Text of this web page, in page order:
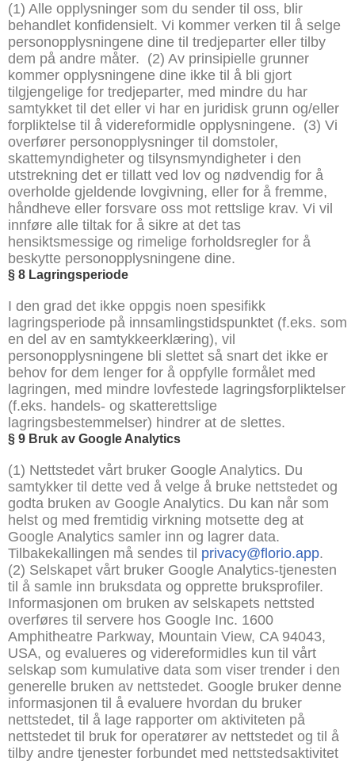
(1) Alle opplysninger som du sender til oss, blir
behandlet konfidensielt. Vi kommer verken til å selge
personopplysningene dine til tredjeparter eller tilby
dem på andre måter. (2) Av prinsipielle grunner
kommer opplysningene dine ikke til å bli gjort
tilgjengelige for tredjeparter, med mindre du har
samtykket til det eller vi har en juridisk grunn og/eller
forpliktelse til å videreformidle opplysningene. (3) Vi
overfører personopplysninger til domstoler,
skattemyndigheter og tilsynsmyndigheter i den
utstrekning det er tillatt ved lov og nødvendig for å
overholde gjeldende lovgivning, eller for å fremme,
håndheve eller forsvare oss mot rettslige krav. Vi vil
innføre alle tiltak for å sikre at det tas
hensiktsmessige og rimelige forholdsregler for å
beskytte personopplysningene dine.
§ 8 Lagringsperiode
I den grad det ikke oppgis noen spesifikk
lagringsperiode på innsamlingstidspunktet (f.eks. som
en del av en samtykkeerklæring), vil
personopplysningene bli slettet så snart det ikke er
behov for dem lenger for å oppfylle formålet med
lagringen, med mindre lovfestede lagringsforpliktelser
(f.eks. handels- og skatterettslige
lagringsbestemmelser) hindrer at de slettes.
§ 9 Bruk av Google Analytics
(1) Nettstedet vårt bruker Google Analytics. Du
samtykker til dette ved å velge å bruke nettstedet og
godta bruken av Google Analytics. Du kan når som
helst og med fremtidig virkning motsette deg at
Google Analytics samler inn og lagrer data.
Tilbakekallingen må sendes til privacy@florio.app.
(2) Selskapet vårt bruker Google Analytics-tjenesten
til å samle inn bruksdata og opprette bruksprofiler.
Informasjonen om bruken av selskapets nettsted
overføres til servere hos Google Inc. 1600
Amphitheatre Parkway, Mountain View, CA 94043,
USA, og evalueres og videreformidles kun til vårt
selskap som kumulative data som viser trender i den
generelle bruken av nettstedet. Google bruker denne
informasjonen til å evaluere hvordan du bruker
nettstedet, til å lage rapporter om aktiviteten på
nettstedet til bruk for operatører av nettstedet og til å
tilby andre tjenester forbundet med nettstedsaktivitet